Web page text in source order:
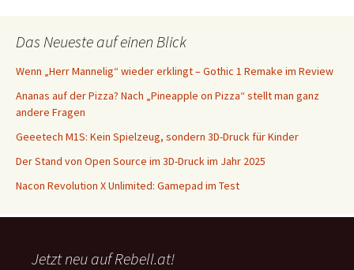
Das Neueste auf einen Blick
Wenn „Herr Mannelig“ wieder erklingt – Gothic 1 Remake im Review
Ananas auf der Pizza? Nach „Pineapple on Pizza“ stellt man ganz
andere Fragen
Geeetech M1S: Kein Spielzeug, sondern 3D-Druck für Kinder
Der Stand von Open Source im 3D-Druck im Jahr 2025
Nacon Revolution X Unlimited: Gamepad im Test
Jetzt neu auf Rebell.at!